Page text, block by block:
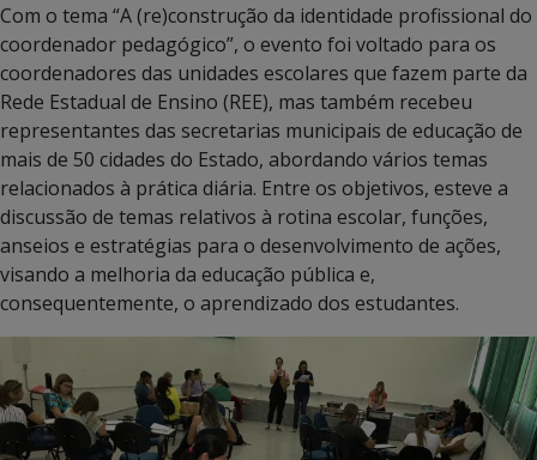
Com o tema “A (re)construção da identidade profissional do
coordenador pedagógico”, o evento foi voltado para os
coordenadores das unidades escolares que fazem parte da
Rede Estadual de Ensino (REE), mas também recebeu
representantes das secretarias municipais de educação de
mais de 50 cidades do Estado, abordando vários temas
relacionados à prática diária. Entre os objetivos, esteve a
discussão de temas relativos à rotina escolar, funções,
anseios e estratégias para o desenvolvimento de ações,
visando a melhoria da educação pública e,
consequentemente, o aprendizado dos estudantes.